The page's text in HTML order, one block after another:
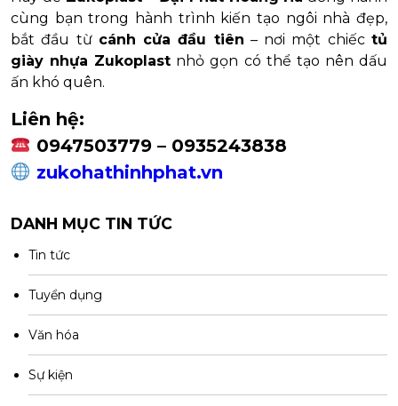
cùng bạn trong hành trình kiến tạo ngôi nhà đẹp,
bắt đầu từ cánh cửa đầu tiên – nơi một chiếctủ
giày nhựa Zukoplast nhỏ gọn có thể tạo nên dấu
ấn khó quên.
Liên hệ:
0947503779 – 0935243838
zukohathinhphat.vn
DANH MỤC TIN TỨC
Tin tức
Tuyển dụng
Văn hóa
Sự kiện